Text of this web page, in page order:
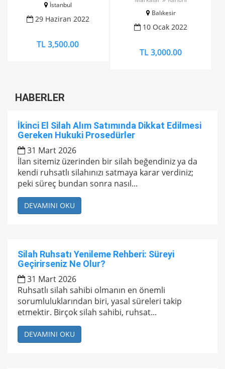
İstanbul
29 Haziran 2022
TL 3,500.00
Balıkesir
10 Ocak 2022
TL 3,000.00
HABERLER
İkinci El Silah Alım Satımında Dikkat Edilmesi
Gereken Hukuki Prosedürler
31 Mart 2026
İlan sitemiz üzerinden bir silah beğendiniz ya da
kendi ruhsatlı silahınızı satmaya karar verdiniz;
peki süreç bundan sonra nasıl...
DEVAMINI OKU
Silah Ruhsatı Yenileme Rehberi: Süreyi
Geçirirseniz Ne Olur?
31 Mart 2026
Ruhsatlı silah sahibi olmanın en önemli
sorumluluklarından biri, yasal süreleri takip
etmektir. Birçok silah sahibi, ruhsat...
DEVAMINI OKU